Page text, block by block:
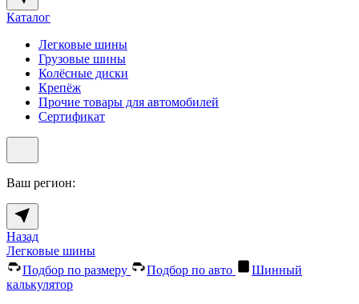
Каталог
Легковые шины
Грузовые шины
Колёсные диски
Крепёж
Прочие товары для автомобилей
Сертификат
Ваш регион:
Назад
Легковые шины
Подбор по размеру
Подбор по авто
Шинный
калькулятор